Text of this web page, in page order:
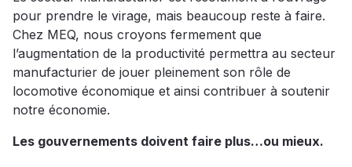
pour prendre le virage, mais beaucoup reste à faire.
Chez MEQ, nous croyons fermement que
l’augmentation de la productivité permettra au secteur
manufacturier de jouer pleinement son rôle de
locomotive économique et ainsi contribuer à soutenir
notre économie.
Les gouvernements doivent faire plus…ou mieux.